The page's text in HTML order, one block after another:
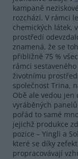
kampaně
rozchází. V rámci
chemických látek,
prostředí
znamená, že se
přibližně 75 %
rámci
životnímu
společnost Trina,
Obě ale vedou jen
vyráběných
pořád to samé
jejichž produkce
pozice – Yingli a
které se díky
propracovávají